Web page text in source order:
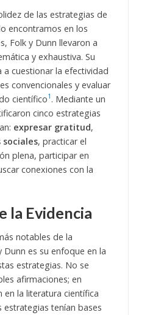
de las estrategias de
encontramos en los
Folk y Dunn llevaron a
y exhaustiva. Su
a cuestionar la efectividad
convencionales y evaluar
científico1 . Mediante un
cinco estrategias
expresar gratitud,
sociales, practicar el
plena, participar en
conexiones con la
la Evidencia
notables de la
Dunn es su enfoque en la
estrategias. No se
afirmaciones; en
la literatura científica
estrategias tenían bases